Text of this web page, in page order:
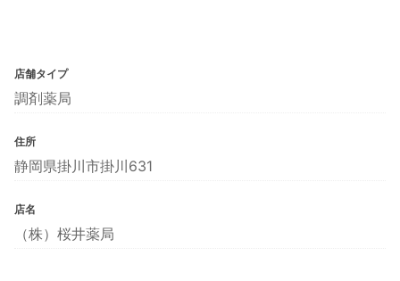
店舗タイプ
調剤薬局
住所
静岡県掛川市掛川631
店名
（株）桜井薬局